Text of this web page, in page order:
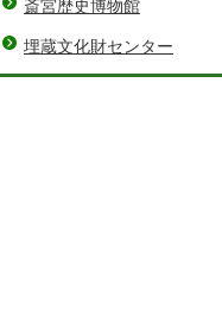
斎宮歴史博物館
埋蔵文化財センター